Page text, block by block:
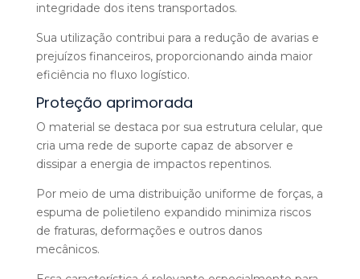
integridade dos itens transportados.
Sua utilização contribui para a redução de avarias e
prejuízos financeiros, proporcionando ainda maior
eficiência no fluxo logístico.
Proteção aprimorada
O material se destaca por sua estrutura celular, que
cria uma rede de suporte capaz de absorver e
dissipar a energia de impactos repentinos.
Por meio de uma distribuição uniforme de forças, a
espuma de polietileno expandido minimiza riscos
de fraturas, deformações e outros danos
mecânicos.